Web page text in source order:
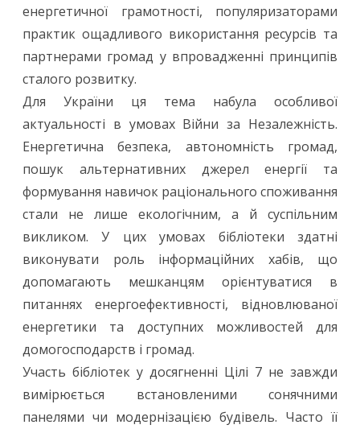
енергетичної грамотності, популяризаторами
практик ощадливого використання ресурсів та
партнерами громад у впровадженні принципів
сталого розвитку.
Для України ця тема набула особливої
актуальності в умовах Війни за Незалежність.
Енергетична безпека, автономність громад,
пошук альтернативних джерел енергії та
формування навичок раціонального споживання
стали не лише екологічним, а й суспільним
викликом. У цих умовах бібліотеки здатні
виконувати роль інформаційних хабів, що
допомагають мешканцям орієнтуватися в
питаннях енергоефективності, відновлюваної
енергетики та доступних можливостей для
домогосподарств і громад.
Участь бібліотек у досягненні Цілі 7 не завжди
вимірюється встановленими сонячними
панелями чи модернізацією будівель. Часто її